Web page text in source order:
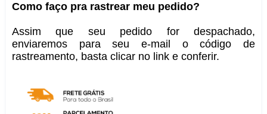
Como faço pra rastrear meu pedido?
Assim que seu pedido for despachado,
enviaremos para seu e-mail o código de
rastreamento, basta clicar no link e conferir.